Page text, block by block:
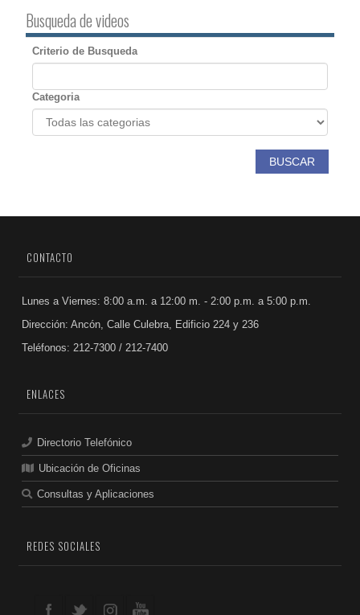
Busqueda de videos
Criterio de Busqueda
Categoria
BUSCAR
CONTACTO
Lunes a Viernes: 8:00 a.m. a 12:00 m. - 2:00 p.m. a 5:00 p.m.
Dirección: Ancón, Calle Culebra, Edificio 224 y 236
Teléfonos: 212-7300 / 212-7400
ENLACES
Directorio Telefónico
Ubicación de Oficinas
Consultas y Aplicaciones
REDES SOCIALES